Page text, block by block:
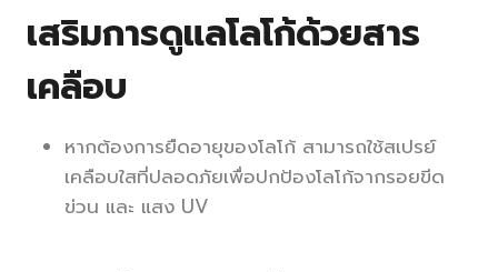
เสริมการดูแลโลโก้ด้วยสาร
เคลือบ
หากต้องการยืดอายุของโลโก้ สามารถใช้สเปรย์
เคลือบใสที่ปลอดภัยเพื่อปกป้องโลโก้จากรอยขีด
ข่วน และ แสง UV